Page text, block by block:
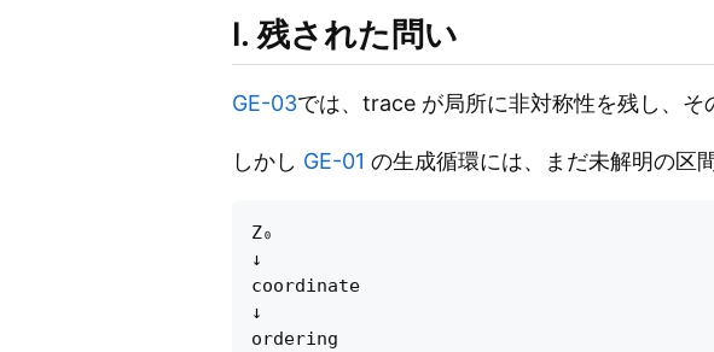
Ⅰ. 残された問い
GE-03では、trace が局所に非対称性を残し、
しかし GE-01 の生成循環には、まだ未解明の区
Z₀
↓
coordinate
↓
ordering